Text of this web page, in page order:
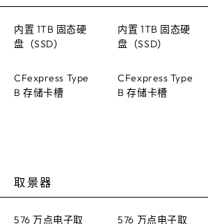
内置 1TB 固态硬
盘（SSD）
内置 1TB 固态硬
盘（SSD）
CFexpress Type
B 存储卡槽
CFexpress Type
B 存储卡槽
取景器
576 万点电子取 576 万点电子取